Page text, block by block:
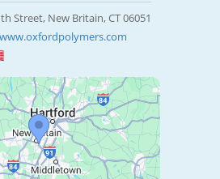
Street, New Britain, CT 06051